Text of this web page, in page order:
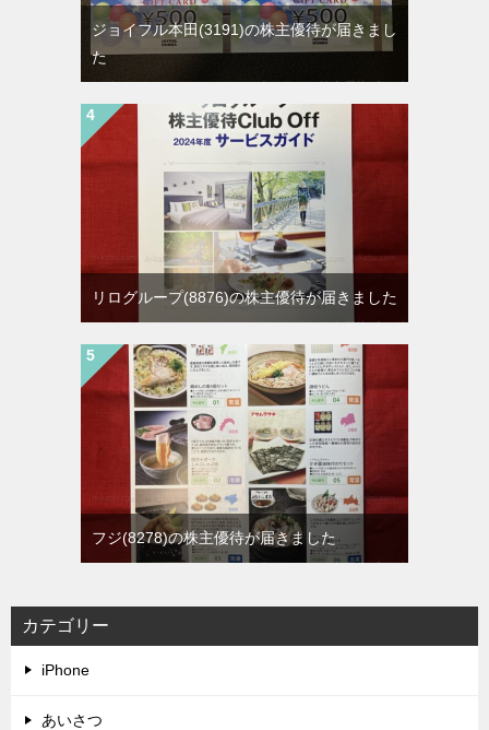
ジョイフル本田(3191)の株主優待が届きまし
た
リログループ(8876)の株主優待が届きました
フジ(8278)の株主優待が届きました
カテゴリー
iPhone
あいさつ